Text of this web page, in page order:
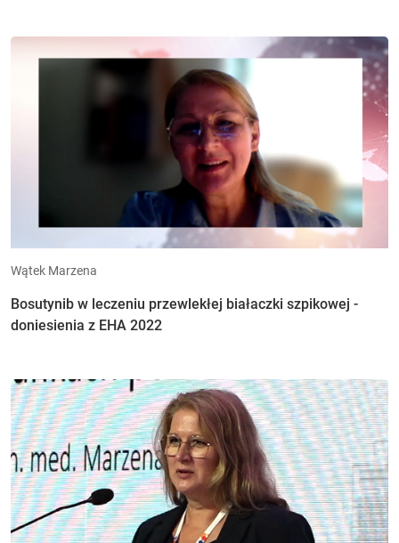
Wątek Marzena
Bosutynib w leczeniu przewlekłej białaczki szpikowej -
doniesienia z EHA 2022